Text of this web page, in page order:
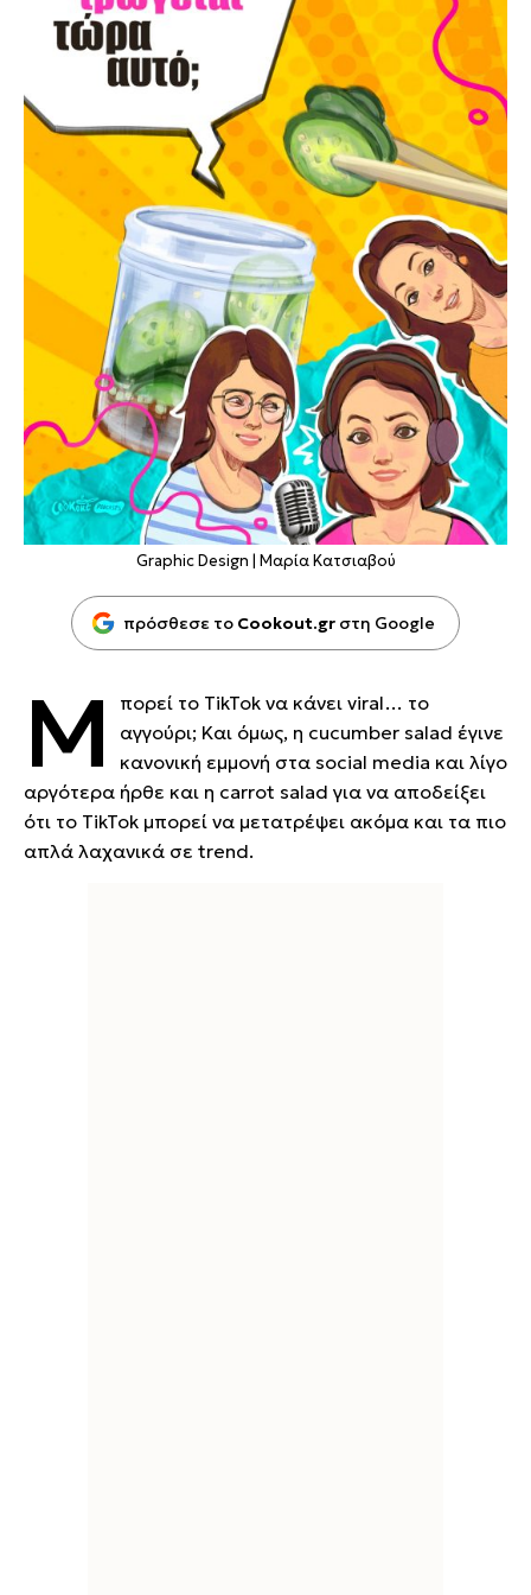
Graphic Design | Μαρία Κατσιαβού
πρόσθεσε το Cookout.gr στη Google
Μ
πορεί το TikTok να κάνει viral… το
αγγούρι; Και όμως, η cucumber salad έγινε
κανονική εμμονή στα social media και λίγο
αργότερα ήρθε και η carrot salad για να αποδείξει
ότι το TikTok μπορεί να μετατρέψει ακόμα και τα πιο
απλά λαχανικά σε trend.